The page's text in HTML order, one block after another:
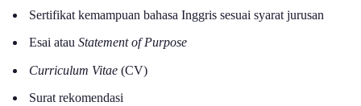
Sertifikat kemampuan bahasa Inggris sesuai syarat jurusan
Esai atau Statement of Purpose
Curriculum Vitae (CV)
Surat rekomendasi